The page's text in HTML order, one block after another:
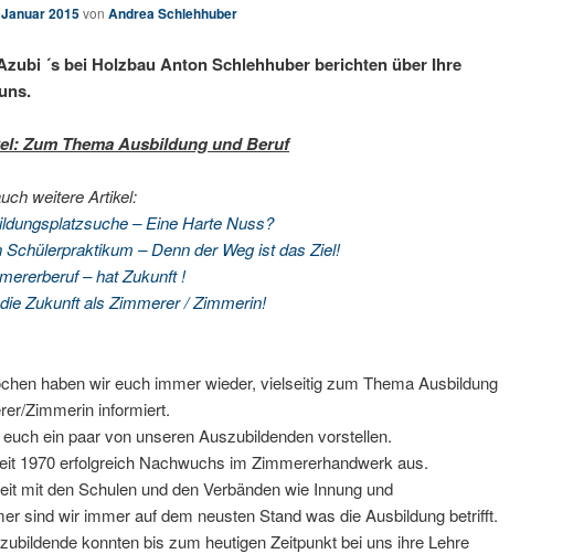
2015von Andrea Schlehhuber
´s bei Holzbau Anton Schlehhuber berichten über Ihre
Zum Thema Ausbildung und Beruf
weitere Artikel:
– Eine Harte Nuss?
Schülerpraktikum – Denn der Weg ist das Ziel!
– hat Zukunft !
Zukunft als Zimmerer / Zimmerin!
haben wir euch immer wieder, vielseitig zum Thema Ausbildung
Zimmerin informiert.
ein paar von unseren Auszubildenden vorstellen.
1970 erfolgreich Nachwuchs im Zimmererhandwerk aus.
mit den Schulen und den Verbänden wie Innung und
sind wir immer auf dem neusten Stand was die Ausbildung betrifft.
konnten bis zum heutigen Zeitpunkt bei uns ihre Lehre